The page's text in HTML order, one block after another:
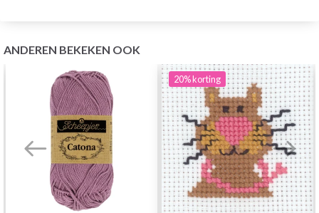
ANDEREN BEKEKEN OOK
20%korting